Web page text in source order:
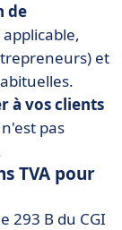
de
et
à vos clients
pas
TVA pour
293 B du CGI